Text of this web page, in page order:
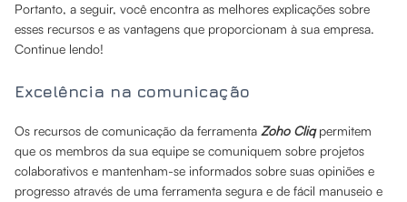
Portanto, a seguir, você encontra as melhores explicações sobre
esses recursos e as vantagens que proporcionam à sua empresa.
Continue lendo!
Excelência na comunicação
Os recursos de comunicação da ferramenta Zoho Cliqpermitem
que os membros da sua equipe se comuniquem sobre projetos
colaborativos e mantenham-se informados sobre suas opiniões e
progresso através de uma ferramenta segura e de fácil manuseio e